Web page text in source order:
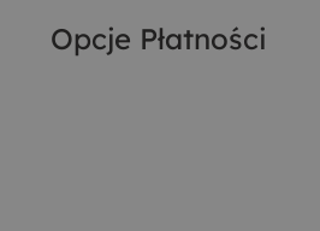
Opcje Płatności